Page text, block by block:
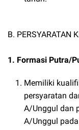
B. PERSYARATAN
1. Formasi Putra/
Memiliki
persyaratan
A/Unggul dan
A/Unggul